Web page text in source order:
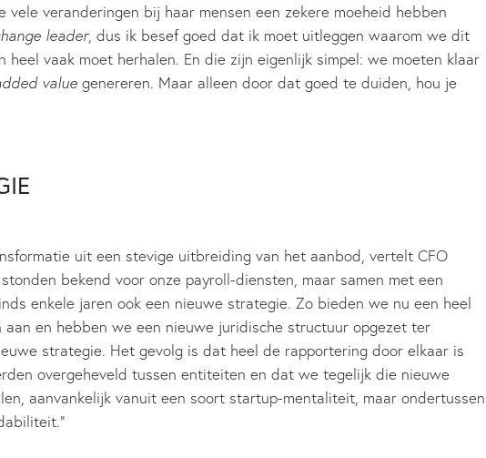
veranderingen bij haar mensen een zekere moeheid hebben
leader, dus ik besef goed dat ik moet uitleggen waarom we dit
heel vaak moet herhalen. En die zijn eigenlijk simpel: we moeten klaar
value genereren. Maar alleen door dat goed te duiden, hou je
uit een stevige uitbreiding van het aanbod, vertelt CFO
bekend voor onze payroll-diensten, maar samen met een
enkele jaren ook een nieuwe strategie. Zo bieden we nu een heel
aan en hebben we een nieuwe juridische structuur opgezet ter
strategie. Het gevolg is dat heel de rapportering door elkaar is
overgeheveld tussen entiteiten en dat we tegelijk die nieuwe
aanvankelijk vanuit een soort startup-mentaliteit, maar ondertussen